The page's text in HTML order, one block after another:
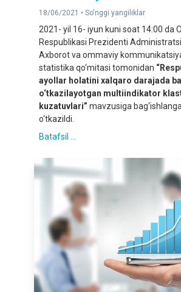
18/06/2021 • So'nggi yangiliklar
2021- yil 16- iyun kuni soat 14:00 da
Respublikasi Prezidenti
Axborot va ommaviy
statistika qo‘mitasi tomonidan
ayollar holatini xalqaro darajada
o‘tkazilayotgan multiindikator
kuzatuvlari” mavzusiga
o‘tkazildi.
Batafsil ...